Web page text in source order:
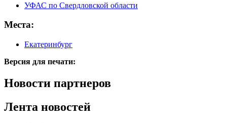
УФАС по Свердловской области
Места:
Екатеринбург
Версия для печати:
Новости партнеров
Лента новостей